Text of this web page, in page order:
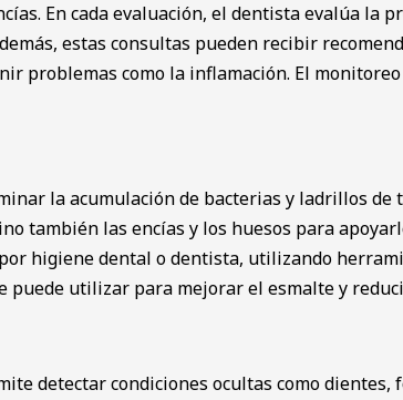
En cada evaluación, el dentista evalúa la
estas consultas pueden recibir
problemas como la inflamación. El
la acumulación de bacterias y ladrillos de
también las encías y los huesos para
higiene dental o dentista, utilizando
utilizar para mejorar el esmalte y
detectar condiciones ocultas como dientes,